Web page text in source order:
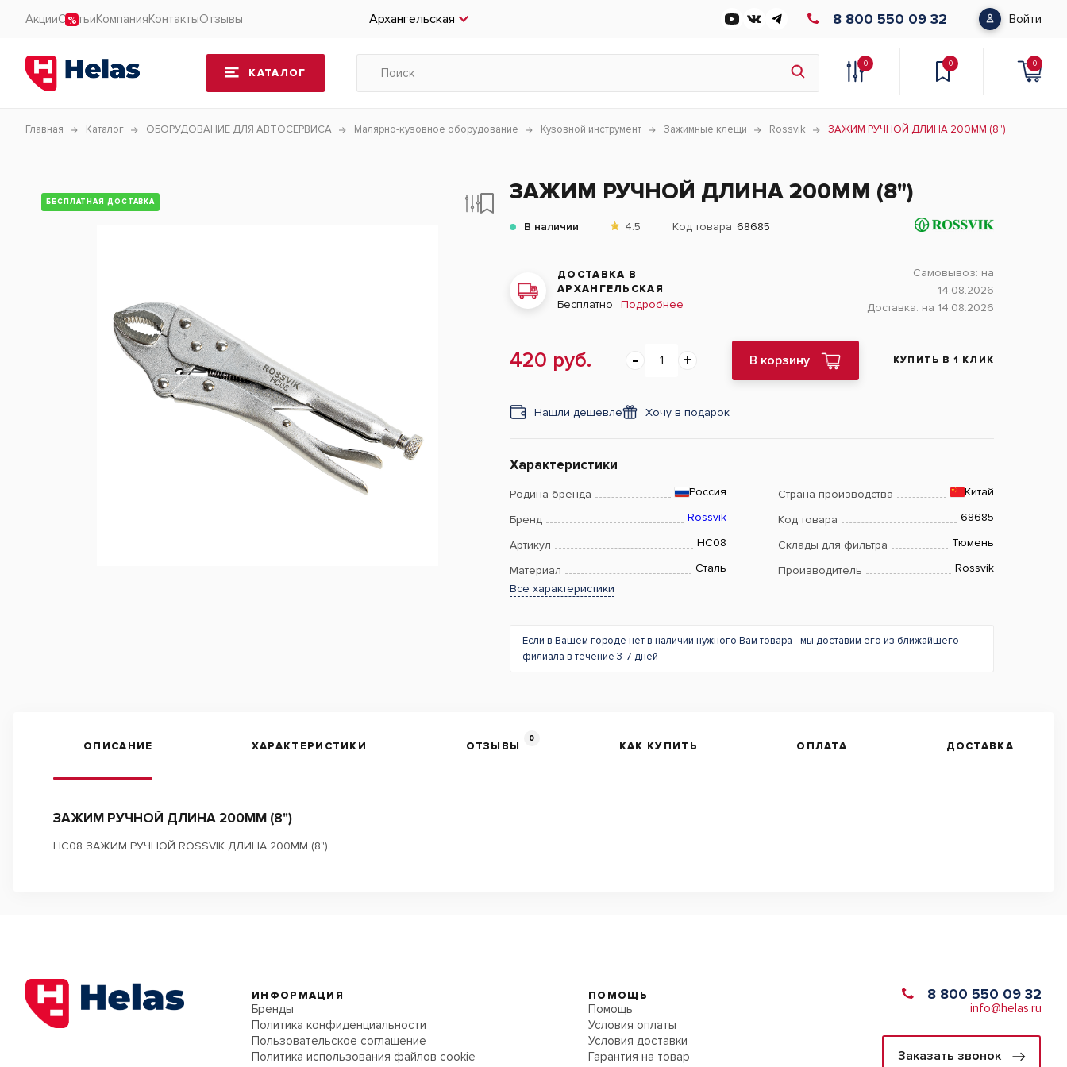
АкцииСтатьиКомпанияКонтактыОтзывы Архангельская 8 800 550 09 32 Войти
КАТАЛОГ
0 0 0
Главная Каталог ОБОРУДОВАНИЕ ДЛЯ АВТОСЕРВИСА Малярно-кузовное оборудование Кузовной инструмент Зажимные клещи Rossvik ЗАЖИМ РУЧНОЙ ДЛИНА 200ММ (8")
БЕСПЛАТНАЯ ДОСТАВКА ЗАЖИМ РУЧНОЙ ДЛИНА 200ММ (8")
В наличии 4.5 Код товара 68685
ДОСТАВКА В
АРХАНГЕЛЬСКАЯ
Бесплатно Подробнее
Самовывоз: на
14.08.2026
Доставка: на 14.08.2026
420 руб. В корзину КУПИТЬ В 1 КЛИК
Нашли дешевле Хочу в подарок
Характеристики
Родина бренда Россия Страна производства Китай
Бренд Rossvik Код товара 68685
Артикул HC08 Склады для фильтра Тюмень
Материал Сталь Производитель
Rossvik
Все характеристики
Если в Вашем городе нет в наличии нужного Вам товара - мы доставим его из ближайшего
филиала в течение 3-7 дней
ОПИСАНИЕ ХАРАКТЕРИСТИКИ ОТЗЫВЫ
0
КАК КУПИТЬ ОПЛАТА ДОСТАВКА
ЗАЖИМ РУЧНОЙ ДЛИНА 200ММ (8")
HC08 ЗАЖИМ РУЧНОЙ ROSSVIK ДЛИНА 200ММ (8")
ИНФОРМАЦИЯ
Бренды
Политика конфиденциальности
Пользовательское соглашение
Политика использования файлов cookie
ПОМОЩЬ
Помощь
Условия оплаты
Условия доставки
Гарантия на товар
8 800 550 09 32
info@helas.ru
Заказать звонок